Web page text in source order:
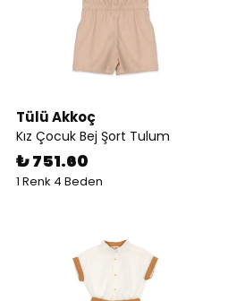
Tülü Akkoç
Kız Çocuk Bej Şort Tulum
₺ 751.60
1 Renk 4 Beden